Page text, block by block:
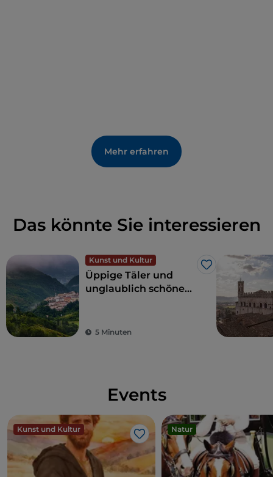
Mehr erfahren
Das könnte Sie interessieren
Kunst und Kultur
Like
Üppige Täler und
unglaublich schöne
Herz Italiens
5 Minuten
Events
Kunst und Kultur
Like
Natur